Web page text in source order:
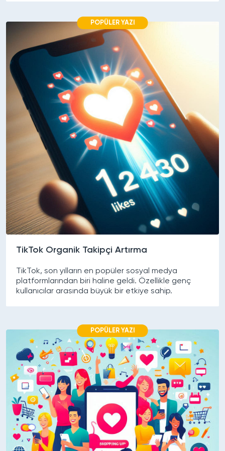
POPÜLER YAZI
TikTok Organik Takipçi Artırma
TikTok, son yılların en popüler sosyal medya
platformlarından biri haline geldi. Özellikle genç
kullanıcılar arasında büyük bir etkiye sahip.
POPÜLER YAZI